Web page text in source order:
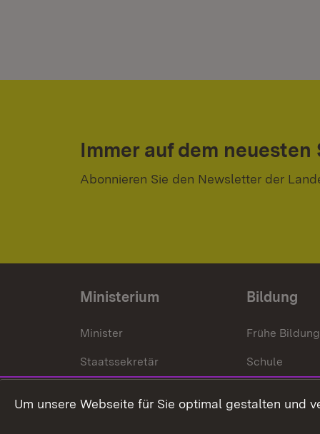
Immer auf dem neuesten
Abonnieren Sie den Newsletter der
Ministerium
Minister
Staatssekretär
Bildung
Frühe Bildung
Schule
Um unsere Webseite für Sie optimal gestalten und